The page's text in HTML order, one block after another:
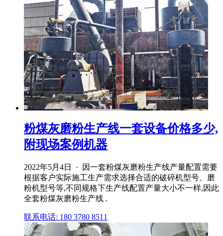
粉煤灰磨粉生产线一套设备价格多少,
附现场案例机器
2022年5月4日 · 因一套粉煤灰磨粉生产线产量配置需要
根据客户实际施工生产需求选择合适的破碎机型号、磨
粉机型号等,不同规格下生产线配置产量大小不一样,因此
全套粉煤灰磨粉生产线 .
联系电话: 180 3780 8511